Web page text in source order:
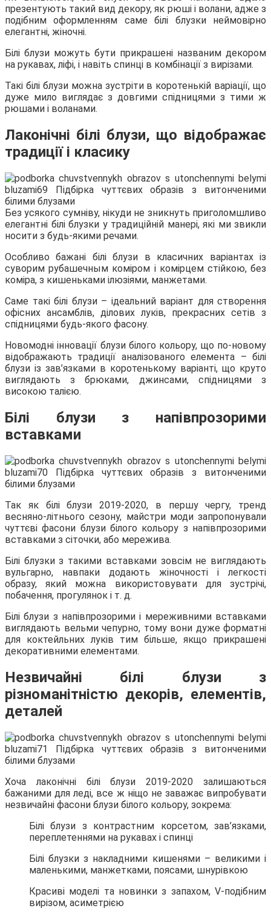
презентують такий вид декору, як рюші і волани, адже з
подібним оформленням саме білі блузки неймовірно
елегантні, жіночні.
Білі блузи можуть бути прикрашені названим декором
на рукавах, ліфі, і навіть спинці в комбінації з вирізами.
Такі білі блузи можна зустріти в коротенькій варіації, що
дуже мило виглядає з довгими спідницями з тими ж
рюшами і воланами.
Лаконічні білі блузи, що відображає
традиції і класику
Без усякого сумніву, нікуди не зникнуть приголомшливо
елегантні білі блузки у традиційній манері, які ми звикли
носити з будь-якими речами.
Особливо бажані білі блузи в класичних варіантах із
суворим рубашечным коміром і комірцем стійкою, без
коміра, з кишеньками ілюзіями, манжетами.
Саме такі білі блузи – ідеальний варіант для створення
офісних ансамблів, ділових луків, прекрасних сетів з
спідницями будь-якого фасону.
Новомодні інновації блузи білого кольору, що по-новому
відображають традиції аналізованого елемента – білі
блузи із зав’язками в коротенькому варіанті, що круто
виглядають з брюками, джинсами, спідницями з
високою талією.
Білі блузи з напівпрозорими
вставками
Так як білі блузи 2019-2020, в першу чергу, тренд
весняно-літнього сезону, майстри моди запропонували
чуттєві фасони блузи білого кольору з напівпрозорими
вставками з сіточки, або мережива.
Білі блузки з такими вставками зовсім не виглядають
вульгарно, навпаки додають жіночності і легкості
образу, який можна використовувати для зустрічі,
побачення, прогулянок і т. д.
Білі блузи з напівпрозорими і мереживними вставками
виглядають вельми чепурно, тому вони дуже форматні
для коктейльних луків тим більше, якщо прикрашені
декоративними елементами.
Незвичайні білі блузи з
різноманітністю декорів, елементів,
деталей
Хоча лаконічні білі блузи 2019-2020 залишаються
бажаними для леді, все ж ніщо не заважає випробувати
незвичайні фасони блузи білого кольору, зокрема:
Білі блузи з контрастним корсетом, зав’язками,
переплетеннями на рукавах і спинці
Білі блузки з накладними кишенями – великими і
маленькими, манжетками, поясами, шнурівкою
Красиві моделі та новинки з запахом, V-подібним
вирізом, асиметрією